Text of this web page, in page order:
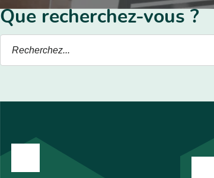
Que recherchez-vous ?